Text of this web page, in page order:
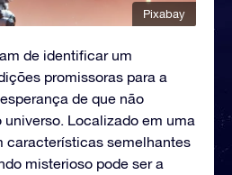
Pixabay
de identificar um
promissoras para a
de que não
Localizado em uma
características semelhantes
misterioso pode ser a